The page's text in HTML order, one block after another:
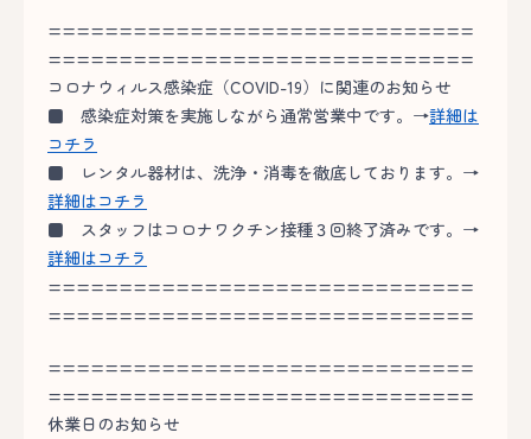
==============================
==============================
コロナウィルス感染症（COVID-19）に関連のお知らせ
■ 感染症対策を実施しながら通常営業中です。→詳細は
コチラ
■ レンタル器材は、洗浄・消毒を徹底しております。→
詳細はコチラ
■ スタッフはコロナワクチン接種３回終了済みです。→
詳細はコチラ
==============================
==============================
==============================
==============================
休業日のお知らせ